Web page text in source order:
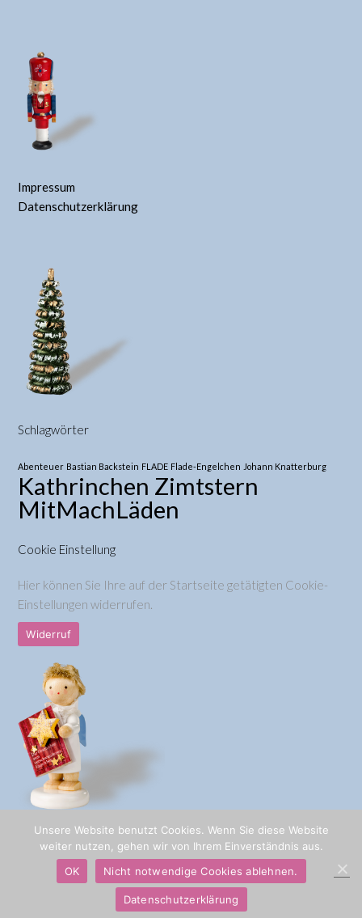
Impressum
Datenschutzerklärung
Schlagwörter
Abenteuer Bastian Backstein FLADE Flade-Engelchen Johann Knatterburg
Kathrinchen Zimtstern
MitMachLäden
Cookie Einstellung
Hier können Sie Ihre auf der Startseite getätigten Cookie-
Einstellungen widerrufen.
Widerruf
© 2026 Kathrinchen Zimtstern
Unsere Website benutzt Cookies. Wenn Sie diese Website
weiter nutzen, gehen wir von Ihrem Einverständnis aus.
OK
Nicht notwendige Cookies ablehnen.
Datenschutzerklärung